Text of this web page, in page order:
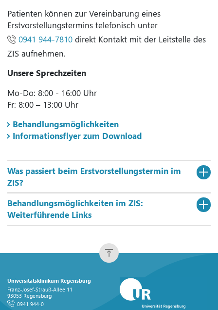
Patienten können zur Vereinbarung eines
Erstvorstellungstermins telefonisch unter
0941 944-7810 direkt Kontakt mit der Leitstelle des
ZIS aufnehmen.
Unsere Sprechzeiten
Mo-Do: 8:00 - 16:00 Uhr
Fr: 8:00 – 13:00 Uhr
Behandlungsmöglichkeiten
Informationsflyer zum Download
Was passiert beim Erstvorstellungstermin im
ZIS?
Behandlungsmöglichkeiten im ZIS:
Weiterführende Links
Universitätsklinikum Regensburg
Franz-Josef-Strauß-Allee 11
93053 Regensburg
0941 944-0